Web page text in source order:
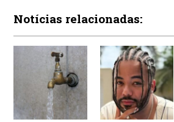
Notícias relacionadas: